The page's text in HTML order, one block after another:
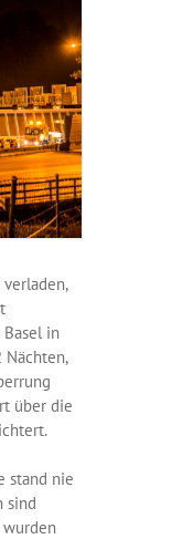
in
über die
stand nie
sind